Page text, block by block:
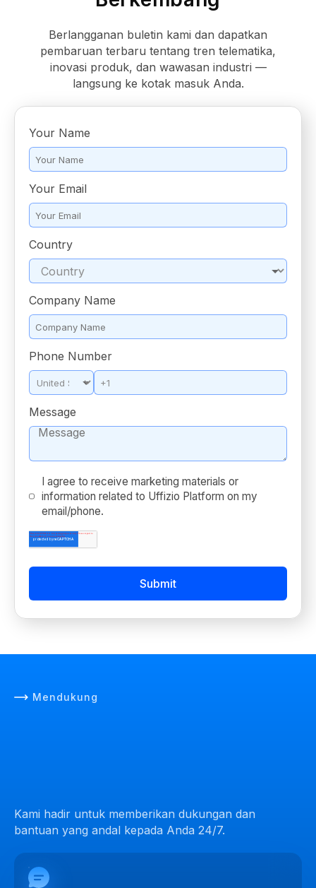
Berlangganan buletin kami dan dapatkan
pembaruan terbaru tentang tren telematika,
inovasi produk, dan wawasan industri —
langsung ke kotak masuk Anda.
Your Name
Your Email
Country
Company Name
Phone Number
Message
I agree to receive marketing materials or
information related to Uffizio Platform on my
email/phone.
Mendukung
Kami hadir untuk memberikan dukungan dan
bantuan yang andal kepada Anda 24/7.